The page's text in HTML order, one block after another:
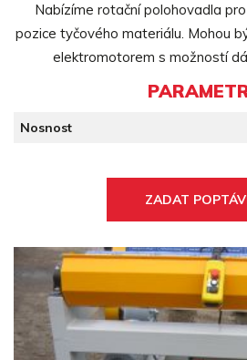
Nabízíme rotační polohovadla
pozice tyčového materiálu. Mohou
elektromotorem s možností
Nosnost
ZADAT